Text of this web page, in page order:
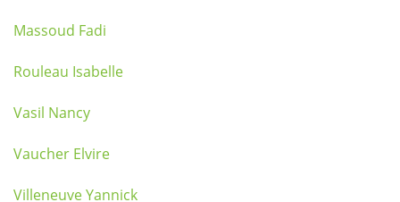
Massoud Fadi
Rouleau Isabelle
Vasil Nancy
Vaucher Elvire
Villeneuve Yannick